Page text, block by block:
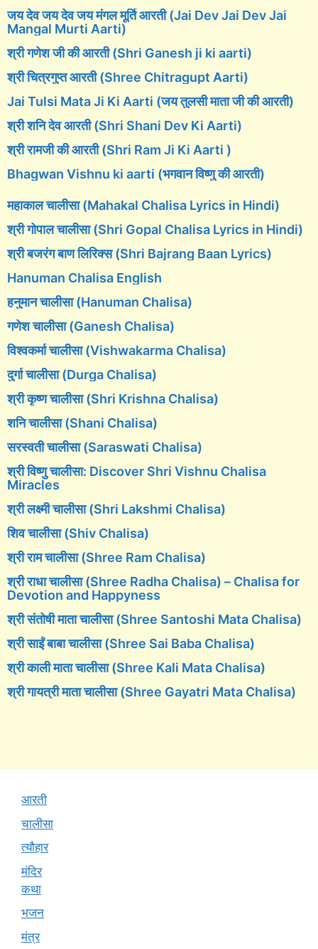
जय देव जय देव जय मंगल मूर्ति आरती (Jai Dev Jai Dev Jai
Mangal Murti Aarti)
श्री गणेश जी की आरती (Shri Ganesh ji ki aarti)
श्री चित्रगुप्त आरती (Shree Chitragupt Aarti)
Jai Tulsi Mata Ji Ki Aarti (जय तुलसी माता जी की आरती)
श्री शनि देव आरती (Shri Shani Dev Ki Aarti)
श्री रामजी की आरती (Shri Ram Ji Ki Aarti )
Bhagwan Vishnu ki aarti (भगवान विष्णु की आरती)
महाकाल चालीसा (Mahakal Chalisa Lyrics in Hindi)
श्री गोपाल चालीसा (Shri Gopal Chalisa Lyrics in Hindi)
श्री बजरंग बाण लिरिक्स (Shri Bajrang Baan Lyrics)
Hanuman Chalisa English
हनुमान चालीसा (Hanuman Chalisa)
गणेश चालीसा (Ganesh Chalisa)
विश्वकर्मा चालीसा (Vishwakarma Chalisa)
दुर्गा चालीसा (Durga Chalisa)
श्री कृष्ण चालीसा (Shri Krishna Chalisa)
शनि चालीसा (Shani Chalisa)
सरस्वती चालीसा (Saraswati Chalisa)
श्री विष्णु चालीसा: Discover Shri Vishnu Chalisa
Miracles
श्री लक्ष्मी चालीसा (Shri Lakshmi Chalisa)
शिव चालीसा (Shiv Chalisa)
श्री राम चालीसा (Shree Ram Chalisa)
श्री राधा चालीसा (Shree Radha Chalisa) – Chalisa for
Devotion and Happyness
श्री संतोषी माता चालीसा (Shree Santoshi Mata Chalisa)
श्री साईं बाबा चालीसा (Shree Sai Baba Chalisa)
श्री काली माता चालीसा (Shree Kali Mata Chalisa)
श्री गायत्री माता चालीसा (Shree Gayatri Mata Chalisa)
आरती
चालीसा
त्यौहार
मंदिर
कथा
भजन
मंत्र